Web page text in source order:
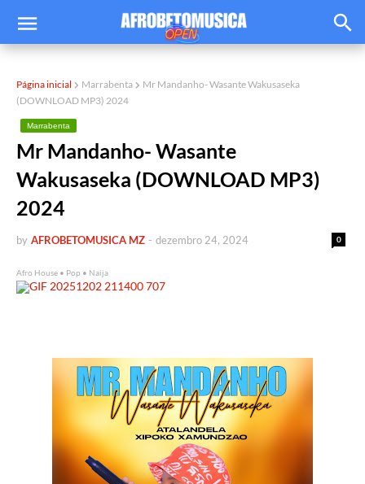
Página inicial Marrabenta
Mr Mandanho- Wasante Wakusaseka
(DOWNLOAD MP3) 2024
Marrabenta
Mr Mandanho- Wasante
Wakusaseka (DOWNLOAD MP3)
2024
by AFROBETOMUSICA MZ 0
- dezembro 24, 2024
Afro House • Pop • Naija